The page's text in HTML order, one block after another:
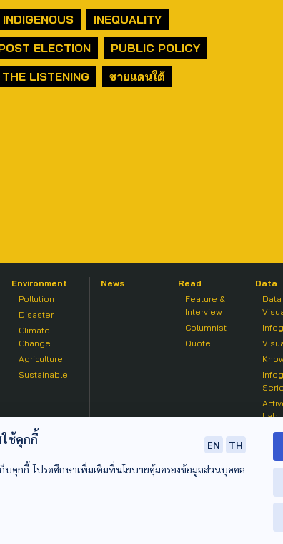
INDIGENOUS
INEQUALITY
ELECTION
PUBLIC POLICY
THE LISTENING
ชายแดนใต้
Environment
Pollution
Disaster
Climate
Change
Agriculture
Sustainable
News
Read
Feature &
Interview
Columnist
Quote
Data
Data
Lab
ช้คุกกี้ EN
TH
ก็บคุกกี้ โปรดศึกษาเพิ่มเติมที่นโยบายคุ้มครองข้อมูลส่วนบุคคล